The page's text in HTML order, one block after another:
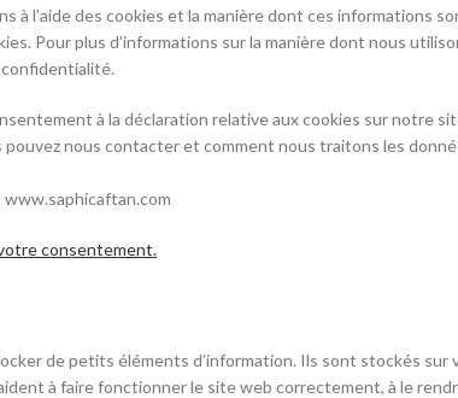
à l’aide des cookies et la manière dont ces informations
Pour plus d’informations sur la manière dont nous
à la déclaration relative aux cookies sur notre
pouvez nous contacter et comment nous traitons les
consentement.
de petits éléments d’information. Ils sont stockés sur
à faire fonctionner le site web correctement, à le